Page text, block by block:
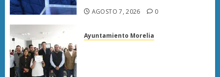
AGOSTO 7, 2026 0
Ayuntamiento Morelia